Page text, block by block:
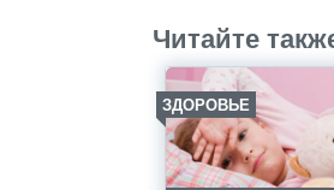
Читайте
ЗДОРОВЬЕ